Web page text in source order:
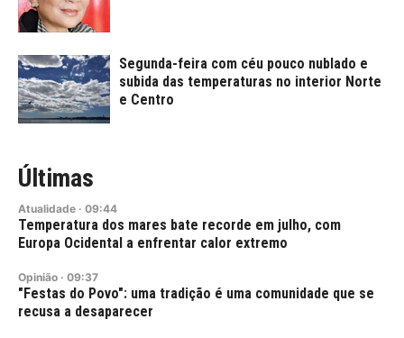
Segunda-feira com céu pouco nublado e
subida das temperaturas no interior Norte
e Centro
Últimas
Atualidade · 09:44
Temperatura dos mares bate recorde em julho, com
Europa Ocidental a enfrentar calor extremo
Opinião · 09:37
"Festas do Povo": uma tradição é uma comunidade que se
recusa a desaparecer